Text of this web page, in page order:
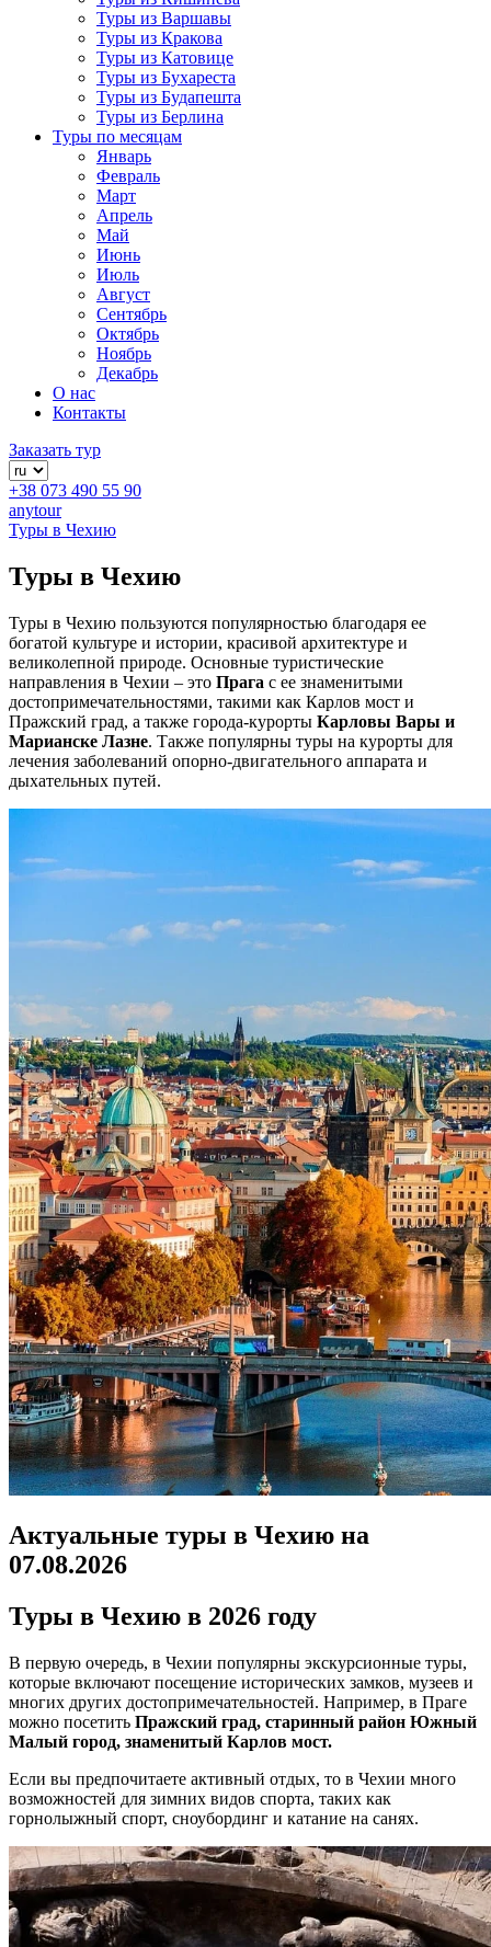
Туры из Варшавы
Туры из Кракова
Туры из Катовице
Туры из Бухареста
Туры из Будапешта
Туры из Берлина
Туры по месяцам
Январь
Февраль
Март
Апрель
Май
Июнь
Июль
Август
Сентябрь
Октябрь
Ноябрь
Декабрь
О нас
Контакты
Заказать тур
+38 073 490 55 90
anytour
Туры в Чехию
Туры в Чехию
Туры в Чехию пользуются популярностью благодаря ее
богатой культуре и истории, красивой архитектуре и
великолепной природе. Основные туристические
направления в Чехии – это Прага с ее знаменитыми
достопримечательностями, такими как Карлов мост и
Пражский град, а также города-курорты Карловы Вары и
Марианске Лазне. Также популярны туры на курорты для
лечения заболеваний опорно-двигательного аппарата и
дыхательных путей.
Актуальные туры в Чехию на
07.08.2026
Туры в Чехию в 2026 году
В первую очередь, в Чехии популярны экскурсионные туры,
которые включают посещение исторических замков, музеев и
многих других достопримечательностей. Например, в Праге
можно посетить Пражский град, старинный район Южный
Малый город, знаменитый Карлов мост.
Если вы предпочитаете активный отдых, то в Чехии много
возможностей для зимних видов спорта, таких как
горнолыжный спорт, сноубординг и катание на санях.